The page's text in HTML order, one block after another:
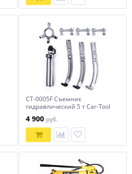
CT-0005F Съемник
гидравлический 5 т Car-Tool
4 900 руб.